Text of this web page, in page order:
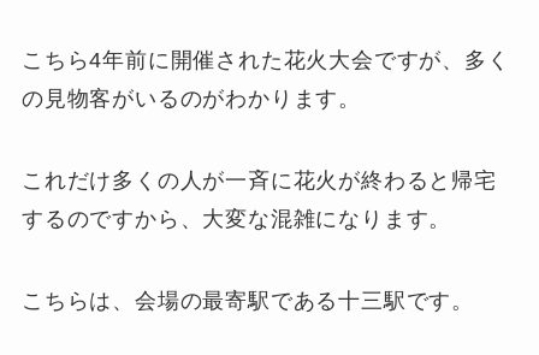
こちら4年前に開催された花火大会ですが、多く
の見物客がいるのがわかります。
これだけ多くの人が一斉に花火が終わると帰宅
するのですから、大変な混雑になります。
こちらは、会場の最寄駅である十三駅です。